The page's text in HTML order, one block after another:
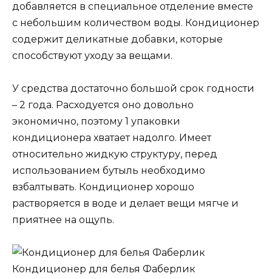
добавляется в специальное отделение вместе
с небольшим количеством воды. Кондиционер
содержит деликатные добавки, которые
способствуют уходу за вещами.
У средства достаточно большой срок годности
– 2 года. Расходуется оно довольно
экономично, поэтому 1 упаковки
кондиционера хватает надолго. Имеет
относительно жидкую структуру, перед
использованием бутыль необходимо
взбалтывать. Кондиционер хорошо
растворяется в воде и делает вещи мягче и
приятнее на ощупь.
Кондиционер для белья Фаберлик